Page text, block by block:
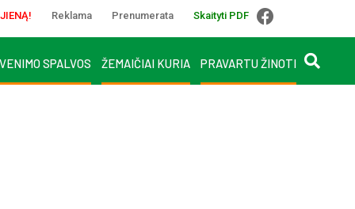
Reklama Prenumerata Skaityti PDF
SPALVOS ŽEMAIČIAI KURIA PRAVARTU ŽINOTI